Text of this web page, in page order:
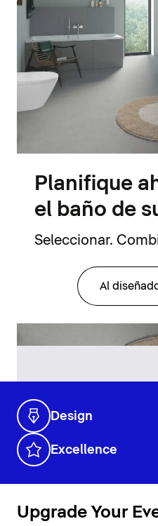
Planifique
el baño de
Seleccionar.
Al
Design
Excellence
Upgrade Your